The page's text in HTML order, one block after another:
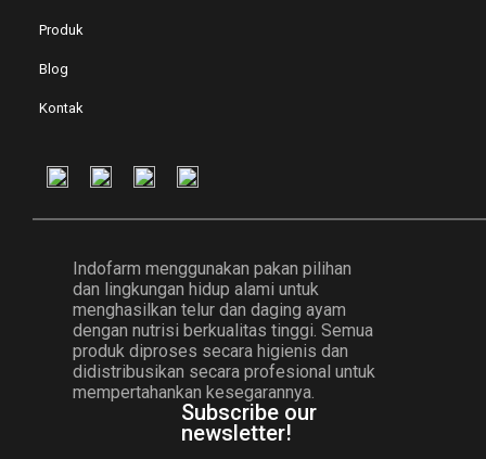
Produk
Blog
Kontak
Indofarm menggunakan pakan pilihan
dan lingkungan hidup alami untuk
menghasilkan telur dan daging ayam
dengan nutrisi berkualitas tinggi. Semua
produk diproses secara higienis dan
didistribusikan secara profesional untuk
mempertahankan kesegarannya.
Subscribe our
newsletter!